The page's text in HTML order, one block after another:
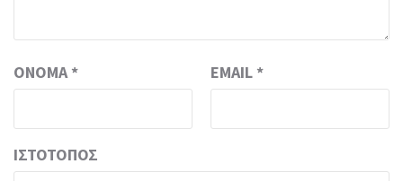
ΌΝΟΜΑ* EMAIL *
ΙΣΤΌΤΟΠΟΣ